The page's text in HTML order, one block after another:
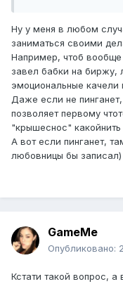
ней как лопух к
восприятие очень
потрахаешься. Тока
Ну у меня в любом
заниматься своими
Например, чтоб вообще
завел бабки на
эмоциональные качели
Даже если не
позволяет первому
"крышеснос" какойнить
А вот если пинганет,
любовницы бы записал)
GameMe
Опубликовано:
Кстати такой вопрос,